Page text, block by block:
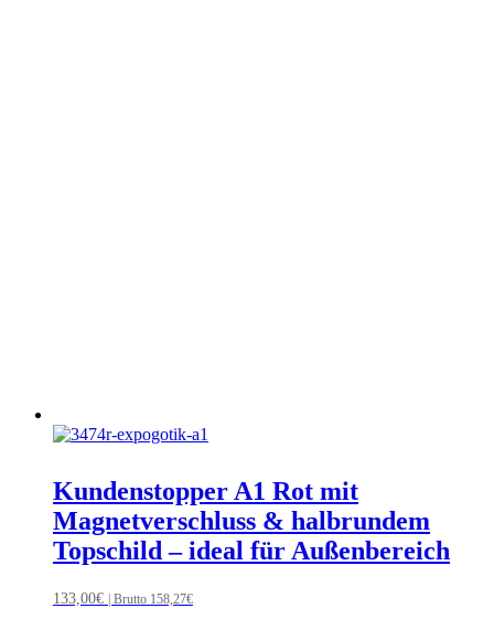
Kundenstopper A1 Rot mit
Magnetverschluss & halbrundem
Topschild – ideal für Außenbereich
133,00€ | Brutto 158,27€